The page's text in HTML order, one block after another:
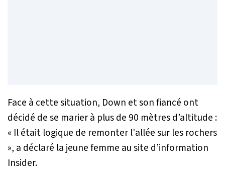
Face à cette situation, Down et son fiancé ont
décidé de se marier à plus de 90 mètres d’altitude :
« Il était logique de remonter l'allée sur les rochers
», a déclaré la jeune femme au site d’information
Insider.